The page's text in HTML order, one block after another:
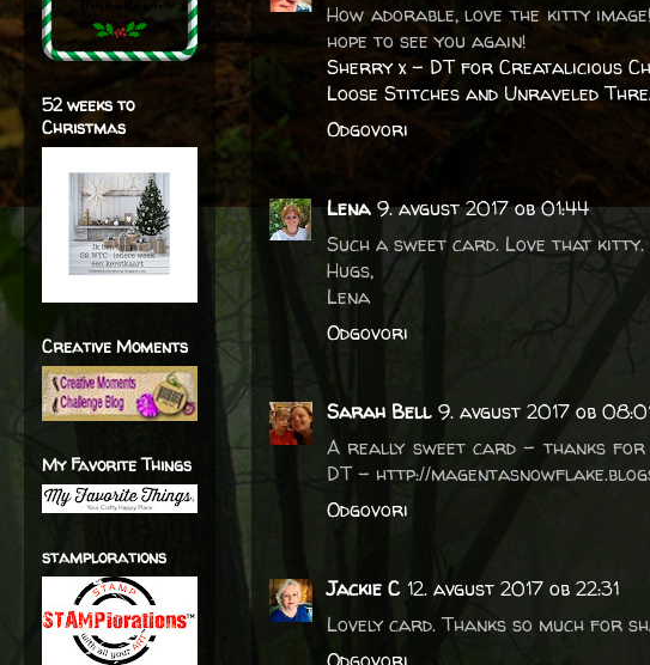
How adorable, love the kitty
hope to see you again!
Sherry x - DT for Creatalicious
Loose Stitches and Unraveled
Odgovori
Lena 9. avgust 2017 ob 01:44
Such a sweet card. Love that kitty.
Hugs,
Lena
Odgovori
Sarah Bell 9. avgust 2017 ob
A really sweet card – thanks for
DT – http://
Odgovori
Jackie C 12. avgust 2017 ob 22:31
Lovely card. Thanks so much for
52 weeks to
Christmas
Creative Moments
My Favorite Things
stamplorations